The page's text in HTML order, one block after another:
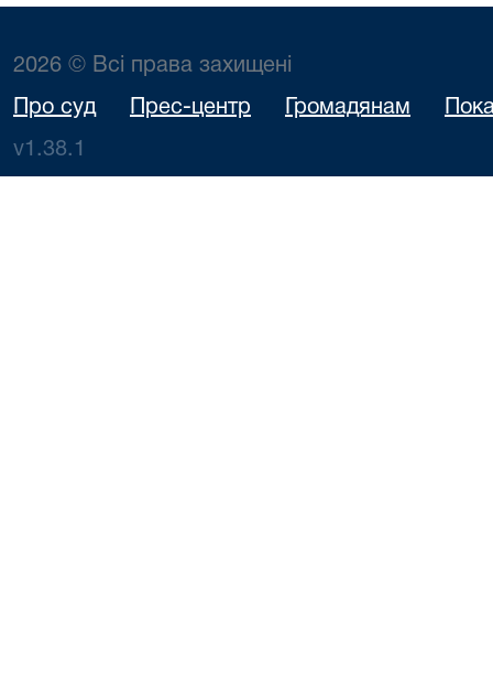
2026 © Всі права захищені
Про суд Прес-центр Громадянам
v1.38.1